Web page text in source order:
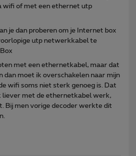
wifi of met een ethernet utp
je dan proberen om je Internet box
utp netwerkkabel te
met een ethernetkabel, maar dat
dan moet ik overschakelen naar mijn
wifi soms niet sterk genoeg is. Dat
liever met de ethernetkabel werk,
Bij men vorige decoder werkte dit